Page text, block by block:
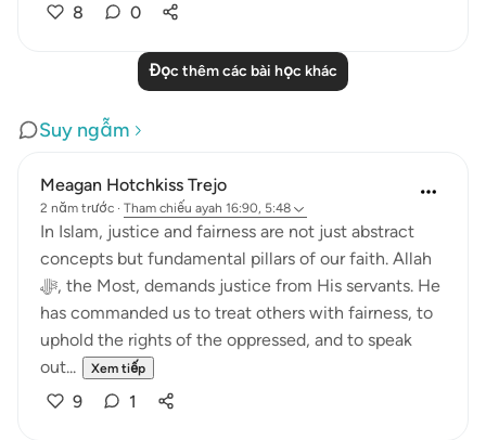
8 0
Đọc thêm các bài học khác
Suy ngẫm
Meagan Hotchkiss Trejo
2 năm trước · Tham chiếu ayah 16:90, 5:48
In Islam, justice and fairness are not just abstract
concepts but fundamental pillars of our faith. Allah
ﷻ, the Most, demands justice from His servants. He
has commanded us to treat others with fairness, to
uphold the rights of the oppressed, and to speak
out...
Xem tiếp
9 1